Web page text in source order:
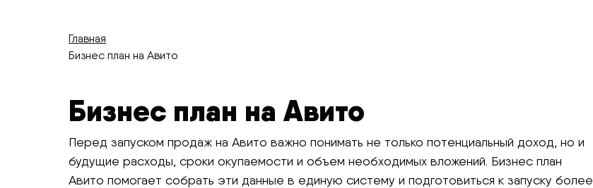
Главная
Бизнес план на Авито
Бизнес план на Авито
Перед запуском продаж на Авито важно понимать не только потенциальный доход, но и
будущие расходы, сроки окупаемости и объем необходимых вложений. Бизнес план
Авито помогает собрать эти данные в единую систему и подготовиться к запуску более